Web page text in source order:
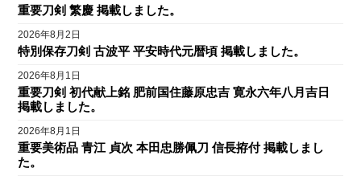
重要刀剣 繁慶 掲載しました。
2026年8月2日
特別保存刀剣 古波平 平安時代元暦頃 掲載しました。
2026年8月1日
重要刀剣 初代献上銘 肥前国住藤原忠吉 寛永六年八月吉日
掲載しました。
2026年8月1日
重要美術品 青江 貞次 本田忠勝佩刀 信長拵付 掲載しまし
た。